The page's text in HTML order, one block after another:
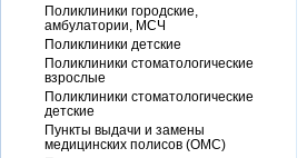
Поликлиники городские,
амбулатории, МСЧ
Поликлиники детские
Поликлиники стоматологические
взрослые
Поликлиники стоматологические
детские
Пункты выдачи и замены
медицинских полисов (ОМС)